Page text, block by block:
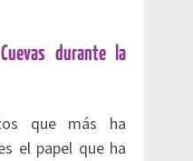
durante la
que más ha
el papel que ha